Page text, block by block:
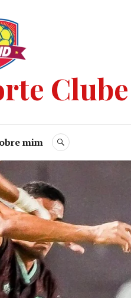
Clube
mim